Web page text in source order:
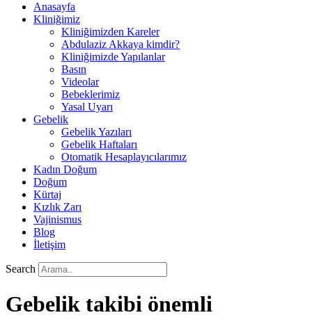
Anasayfa
Kliniğimiz
Kliniğimizden Kareler
Abdulaziz Akkaya kimdir?
Kliniğimizde Yapılanlar
Basın
Videolar
Bebeklerimiz
Yasal Uyarı
Gebelik
Gebelik Yazıları
Gebelik Haftaları
Otomatik Hesaplayıcılarımız
Kadın Doğum
Doğum
Kürtaj
Kızlık Zarı
Vajinismus
Blog
İletişim
Search
Gebelik takibi önemli